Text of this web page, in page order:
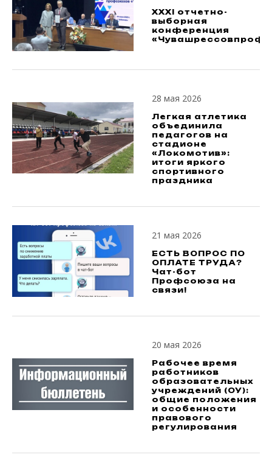
XXXI отчетно-
выборная
конференция
«Чувашрессовпроф»
28 мая 2026
Легкая атлетика
объединила
педагогов на
стадионе
«Локомотив»:
итоги яркого
спортивного
праздника
21 мая 2026
ЕСТЬ ВОПРОС ПО
ОПЛАТЕ ТРУДА?
Чат-бот
Профсоюза на
связи!
20 мая 2026
Рабочее время
работников
образовательных
учреждений (ОУ):
общие положения
и особенности
правового
регулирования